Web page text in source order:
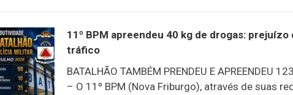
aclive, retornou de marcha à ré e colidiu contra
ficando atravessado na rodovia e com risco de
implantaram o
11º BPM apreendeu 40 kg de drogas: prejuízo
tráfico
BATALHÃO TAMBÉM PRENDEU E APREENDEU
– O 11º BPM (Nova Friburgo), através de suas